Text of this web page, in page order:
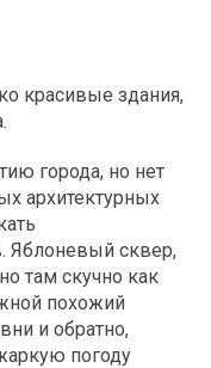
красивые здания,
города, но нет
архитектурных
Яблоневый сквер,
там скучно как
похожий
и обратно,
погоду